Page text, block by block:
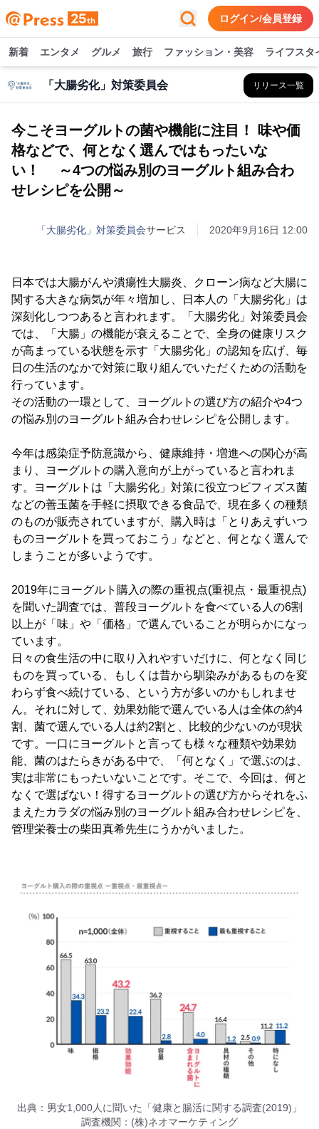
ログイン/会員登録
新着 エンタメ グルメ 旅行 ファッション・美容 ライフスタ
「大腸劣化」対策委員会 リリース一覧
今こそヨーグルトの菌や機能に注目！ 味や価
格などで、何となく選んではもったいな
い！ ～4つの悩み別のヨーグルト組み合わ
せレシピを公開～
「大腸劣化」対策委員会サービス 2020年9月16日 12:00
日本では大腸がんや潰瘍性大腸炎、クローン病など大腸に
関する大きな病気が年々増加し、日本人の「大腸劣化」は
深刻化しつつあると言われます。「大腸劣化」対策委員会
では、「大腸」の機能が衰えることで、全身の健康リスク
が高まっている状態を示す「大腸劣化」の認知を広げ、毎
日の生活のなかで対策に取り組んでいただくための活動を
行っています。
その活動の一環として、ヨーグルトの選び方の紹介や4つ
の悩み別のヨーグルト組み合わせレシピを公開します。
今年は感染症予防意識から、健康維持・増進への関心が高
まり、ヨーグルトの購入意向が上がっていると言われま
す。ヨーグルトは「大腸劣化」対策に役立つビフィズス菌
などの善玉菌を手軽に摂取できる食品で、現在多くの種類
のものが販売されていますが、購入時は「とりあえずいつ
ものヨーグルトを買っておこう」などと、何となく選んで
しまうことが多いようです。
2019年にヨーグルト購入の際の重視点(重視点・最重視点)
を聞いた調査では、普段ヨーグルトを食べている人の6割
以上が「味」や「価格」で選んでいることが明らかになっ
ています。
日々の食生活の中に取り入れやすいだけに、何となく同じ
ものを買っている、もしくは昔から馴染みがあるものを変
わらず食べ続けている、という方が多いのかもしれませ
ん。それに対して、効果効能で選んでいる人は全体の約4
割、菌で選んでいる人は約2割と、比較的少ないのが現状
です。一口にヨーグルトと言っても様々な種類や効果効
能、菌のはたらきがある中で、「何となく」で選ぶのは、
実は非常にもったいないことです。そこで、今回は、何と
なくで選ばない！得するヨーグルトの選び方からそれをふ
まえたカラダの悩み別のヨーグルト組み合わせレシピを、
管理栄養士の柴田真希先生にうかがいました。
出典：男女1,000人に聞いた「健康と腸活に関する調査(2019)」
調査機関：(株)ネオマーケティング